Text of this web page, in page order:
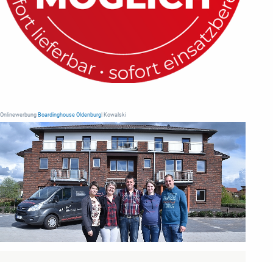
Onlinewerbung Boardinghouse Oldenburg | Kowalski